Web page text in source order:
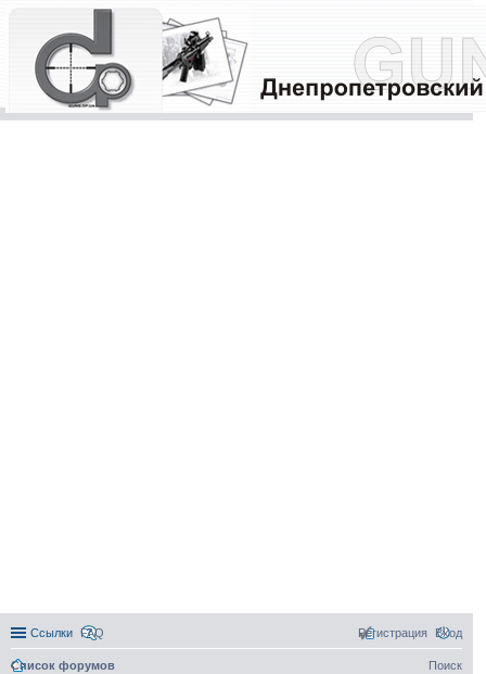
Ссылки FAQ Вход
Регистрация
Список форумов Поиск